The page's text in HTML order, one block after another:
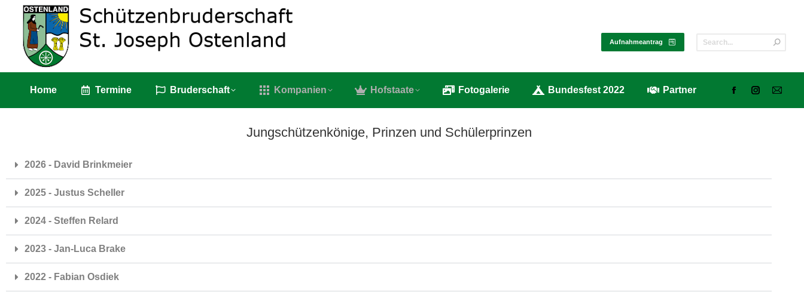
Aufnahmeantrag
Home Termine Bruderschaft Kompanien Hofstaate Fotogalerie Bundesfest 2022 Partner
Jungschützenkönige, Prinzen und Schülerprinzen
2026 - David Brinkmeier
2025 - Justus Scheller
2024 - Steffen Relard
2023 - Jan-Luca Brake
2022 - Fabian Osdiek
Home Termine Bruderschaft